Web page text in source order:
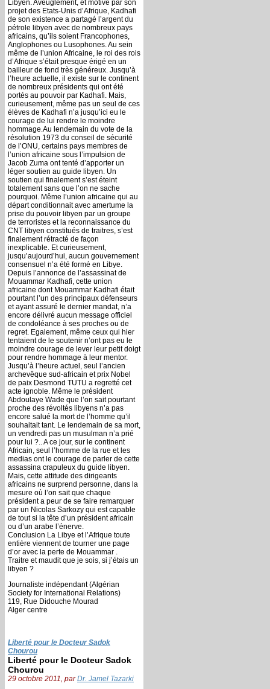
Libyen. Aveuglement, et motivé par son
projet des Etats-Unis d’Afrique, Kadhafi
de son existence a partagé l’argent du
pétrole libyen avec de nombreux pays
africains, qu’ils soient Francophones,
Anglophones ou Lusophones. Au sein
même de l’union Africaine, le roi des rois
d’Afrique s’était presque érigé en un
bailleur de fond très généreux. Jusqu’à
l’heure actuelle, il existe sur le continent
de nombreux présidents qui ont été
portés au pouvoir par Kadhafi. Mais,
curieusement, même pas un seul de ces
élèves de Kadhafi n’a jusqu’ici eu le
courage de lui rendre le moindre
hommage.Au lendemain du vote de la
résolution 1973 du conseil de sécurité
de l’ONU, certains pays membres de
l’union africaine sous l’impulsion de
Jacob Zuma ont tenté d’apporter un
léger soutien au guide libyen. Un
soutien qui finalement s’est éteint
totalement sans que l’on ne sache
pourquoi. Même l’union africaine qui au
départ conditionnait avec amertume la
prise du pouvoir libyen par un groupe
de terroristes et la reconnaissance du
CNT libyen constitués de traitres, s’est
finalement rétracté de façon
inexplicable. Et curieusement,
jusqu’aujourd’hui, aucun gouvernement
consensuel n’a été formé en Libye.
Depuis l’annonce de l’assassinat de
Mouammar Kadhafi, cette union
africaine dont Mouammar Kadhafi était
pourtant l’un des principaux défenseurs
et ayant assuré le dernier mandat, n’a
encore délivré aucun message officiel
de condoléance à ses proches ou de
regret. Egalement, même ceux qui hier
tentaient de le soutenir n’ont pas eu le
moindre courage de lever leur petit doigt
pour rendre hommage à leur mentor.
Jusqu’à l’heure actuel, seul l’ancien
archevêque sud-africain et prix Nobel
de paix Desmond TUTU a regretté cet
acte ignoble. Même le président
Abdoulaye Wade que l’on sait pourtant
proche des révoltés libyens n’a pas
encore salué la mort de l’homme qu’il
souhaitait tant. Le lendemain de sa mort,
un vendredi pas un musulman n’a prié
pour lui ?.. A ce jour, sur le continent
Africain, seul l’homme de la rue et les
medias ont le courage de parler de cette
assassina crapuleux du guide libyen.
Mais, cette attitude des dirigeants
africains ne surprend personne, dans la
mesure où l’on sait que chaque
président a peur de se faire remarquer
par un Nicolas Sarkozy qui est capable
de tout si la tête d’un président africain
ou d’un arabe l’énerve.
Conclusion La Libye et l’Afrique toute
entière viennent de tourner une page
d’or avec la perte de Mouammar .
Traitre et maudit que je sois, si j’étais un
libyen ?
Journaliste indépendant (Algérian
Society for International Relations)
119, Rue Didouche Mourad
Alger centre
Liberté pour le Docteur Sadok
Chourou
Liberté pour le Docteur Sadok
Chourou
29 octobre 2011, parDr. Jamel Tazarki